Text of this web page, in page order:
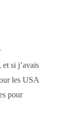
si j’avais
les USA
pour